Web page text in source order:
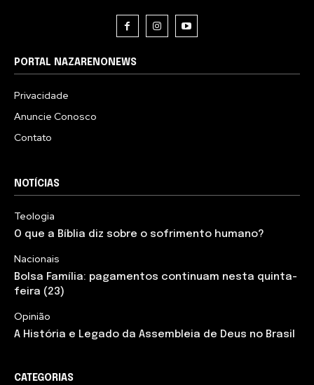
PORTAL NAZARENONEWS
Privacidade
Anuncie Conosco
Contato
NOTÍCIAS
Teologia
O que a Bíblia diz sobre o sofrimento humano?
Nacionais
Bolsa Família: pagamentos continuam nesta quinta-
feira (23)
Opinião
A História e Legado da Assembleia de Deus no Brasil
CATEGORIAS